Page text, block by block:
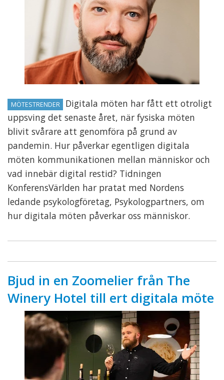
MÖTESTRENDER
Digitala möten har fått ett otroligt
uppsving det senaste året, när fysiska möten
blivit svårare att genomföra på grund av
pandemin. Hur påverkar egentligen digitala
möten kommunikationen mellan människor och
vad innebär digital restid? Tidningen
KonferensVärlden har pratat med Nordens
ledande psykologföretag, Psykologpartners, om
hur digitala möten påverkar oss människor.
Bjud in en Zoomelier från The
Winery Hotel till ert digitala möte